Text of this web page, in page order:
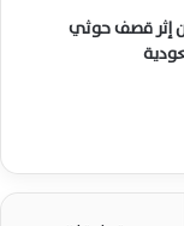
إثر قصف حوثي